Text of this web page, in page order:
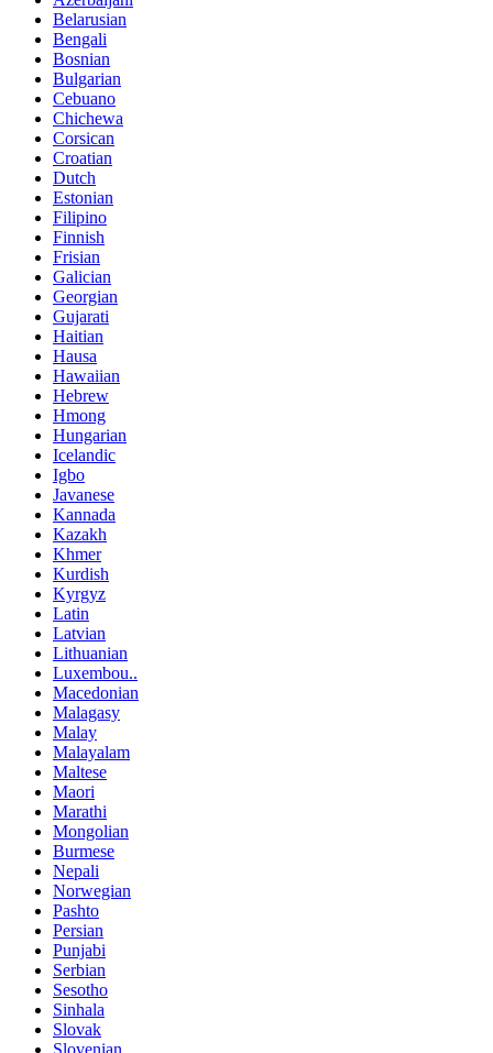
Belarusian
Bengali
Bosnian
Bulgarian
Cebuano
Chichewa
Corsican
Croatian
Dutch
Estonian
Filipino
Finnish
Frisian
Galician
Georgian
Gujarati
Haitian
Hausa
Hawaiian
Hebrew
Hmong
Hungarian
Icelandic
Igbo
Javanese
Kannada
Kazakh
Khmer
Kurdish
Kyrgyz
Latin
Latvian
Lithuanian
Luxembou..
Macedonian
Malagasy
Malay
Malayalam
Maltese
Maori
Marathi
Mongolian
Burmese
Nepali
Norwegian
Pashto
Persian
Punjabi
Serbian
Sesotho
Sinhala
Slovak
Slovenian